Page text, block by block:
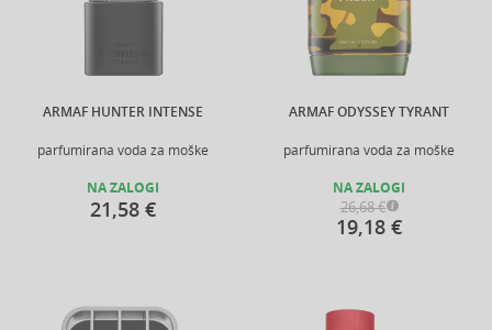
ARMAF HUNTER INTENSE
parfumirana voda za moške
NA ZALOGI
21,58 €
ARMAF ODYSSEY TYRANT
parfumirana voda za moške
NA ZALOGI
26,68 €
19,18 €